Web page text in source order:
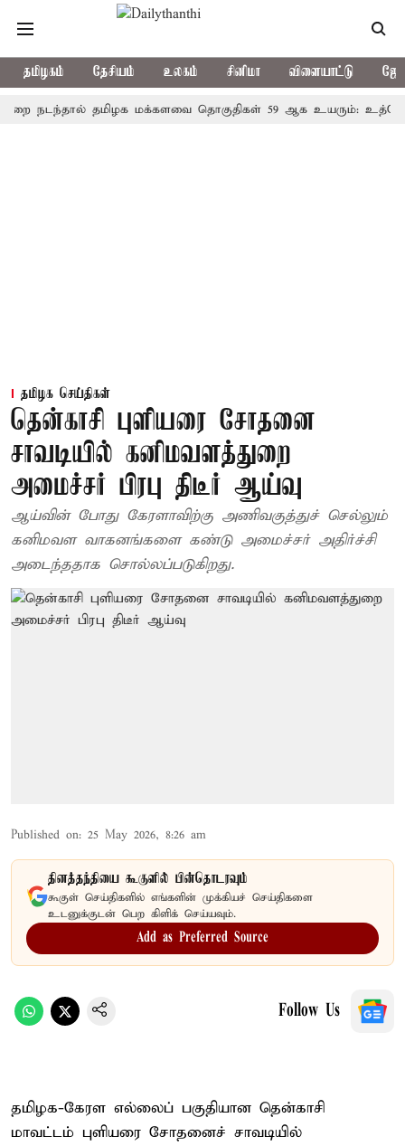
தமிழகம் தேசியம் உலகம் சினிமா விளையாட்டு
தமிழக மக்களவை தொகுதிகள் 59 ஆக உயரும்: உத்தேச
தமிழக செய்திகள்
தென்காசி புளியரை சோதனை
சாவடியில் கனிமவளத்துறை
அமைச்சர் பிரபு திடீர் ஆய்வு
ஆய்வின் போது கேரளாவிற்கு அணிவகுத்துச் செல்லும்
கனிமவள வாகனங்களை கண்டு அமைச்சர் அதிர்ச்சி
அடைந்ததாக சொல்லப்படுகிறது.
Published on: 25 May 2026, 8:26 am
தினத்தந்தியை கூகுளில் பின்தொடரவும்
கூகுள் செய்திகளில் எங்களின் முக்கியச் செய்திகளை
உடனுக்குடன் பெற கிளிக் செய்யவும்.
Add as Preferred Source
Follow Us
தமிழக-கேரள எல்லைப் பகுதியான தென்காசி
மாவட்டம் புளியரை சோதனைச் சாவடியில்